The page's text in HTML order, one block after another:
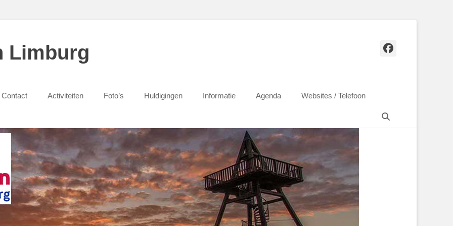
Limburg Facebook
Contact Activiteiten Foto’s Huldigingen Informatie Agenda
Websites / Telefoon